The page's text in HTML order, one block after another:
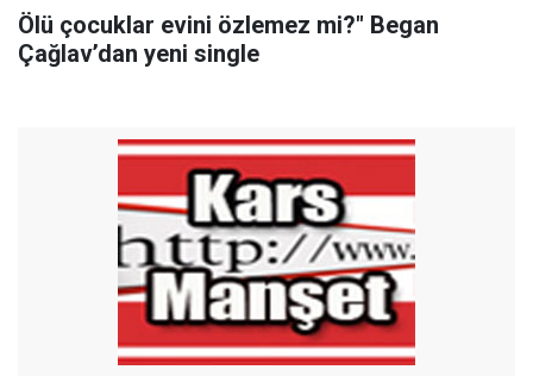
Ölü çocuklar evini özlemez mi?" Began
Çağlav’dan yeni single